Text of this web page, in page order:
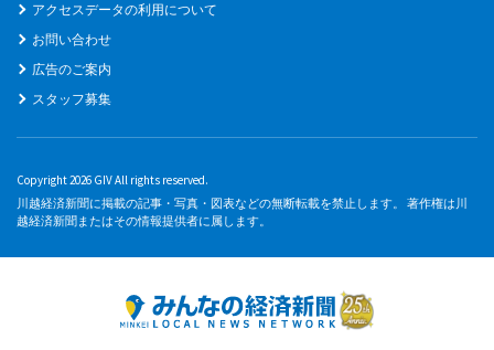
アクセスデータの利用について
お問い合わせ
広告のご案内
スタッフ募集
Copyright 2026 GIV All rights reserved.
川越経済新聞に掲載の記事・写真・図表などの無断転載を禁止します。 著作権は川
越経済新聞またはその情報提供者に属します。